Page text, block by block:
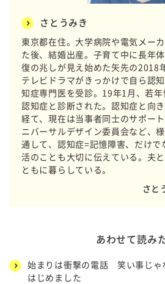
さとうみき
東京都在住。大学病院や電気メー
た後、結婚出産。子育て中に長年
復の兆しが見え始めた矢先の2018
テレビドラマがきっかけで自ら認
知症専門医を受診。19年1月、若
認知症と診断された。認知症と向
経て、現在は当事者同士のサポー
ニバーサルデザイン委員会など、
通して、認知症=記憶障害、だけ
活のことも大切に伝えている。夫
ともに暮らしている。
さと
あわせて読み
始まりは衝撃の電話 笑い事じゃ
はじめました